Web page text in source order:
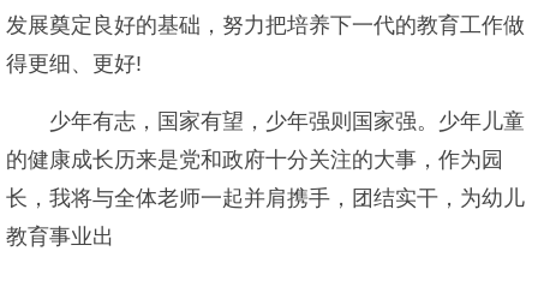
发展奠定良好的基础，努力把培养下一代的教育工作做
得更细、更好!
少年有志，国家有望，少年强则国家强。少年儿童
的健康成长历来是党和政府十分关注的大事，作为园
长，我将与全体老师一起并肩携手，团结实干，为幼儿
教育事业出